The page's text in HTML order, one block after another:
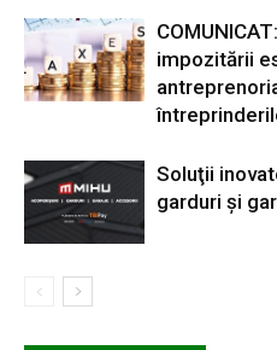
impozitării
Soluţii
garduri şi